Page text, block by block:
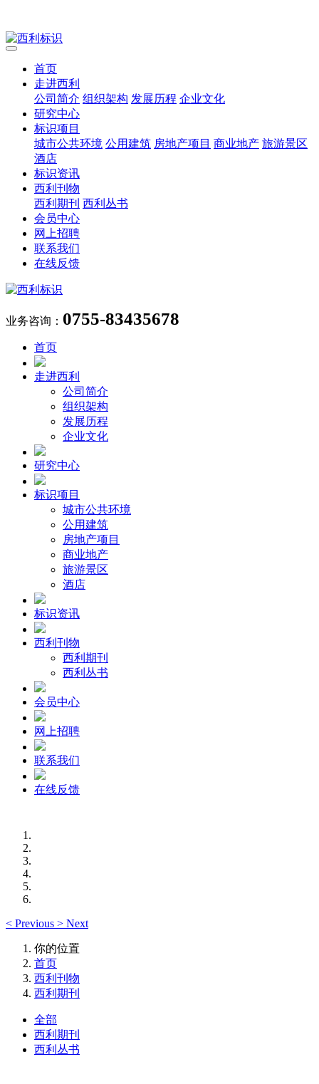
首页
走进西利
公司简介 组织架构 发展历程 企业文化
研究中心
标识项目
城市公共环境 公用建筑 房地产项目 商业地产 旅游景区
酒店
标识资讯
西利刊物
西利期刊 西利丛书
会员中心
网上招聘
联系我们
在线反馈
业务咨询： 0755-83435678
首页
走进西利
公司简介
组织架构
发展历程
企业文化
研究中心
标识项目
城市公共环境
公用建筑
房地产项目
商业地产
旅游景区
酒店
标识资讯
西利刊物
西利期刊
西利丛书
会员中心
网上招聘
联系我们
在线反馈
< Previous > Next
你的位置
首页
西利刊物
西利期刊
全部
西利期刊
西利丛书